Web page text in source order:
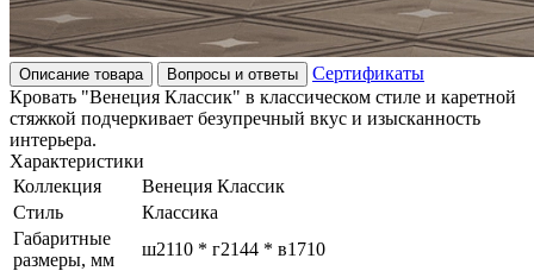
Описание товара Вопросы и ответы
Сертификаты
Кровать "Венеция Классик" в классическом стиле и каретной
стяжкой подчеркивает безупречный вкус и изысканность
интерьера.
Характеристики
Коллекция
Венеция Классик
Стиль
Классика
Габаритные
размеры, мм
ш2110 * г2144 * в1710